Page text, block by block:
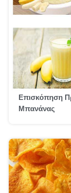
Επισκόπηση
Μπανάνας